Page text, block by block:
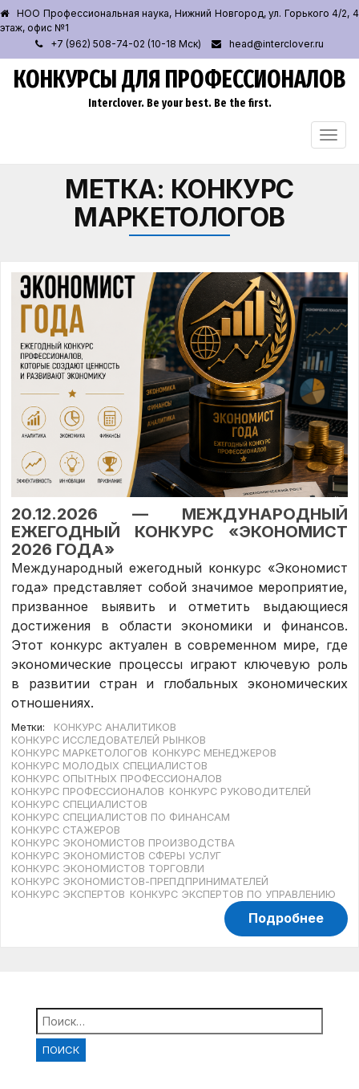
НОО Профессиональная наука, Нижний Новгород, ул. Горького 4/2, 4
этаж, офис №1
+7 (962) 508-74-02 (10-18 Мск)
head@interclover.ru
КОНКУРСЫ ДЛЯ ПРОФЕССИОНАЛОВ
Interclover. Be your best. Be the first.
МЕТКА: КОНКУРС
МАРКЕТОЛОГОВ
20.12.2026 — МЕЖДУНАРОДНЫЙ
ЕЖЕГОДНЫЙ КОНКУРС «ЭКОНОМИСТ
2026 ГОДА»
Международный ежегодный конкурс «Экономист
года» представляет собой значимое мероприятие,
призванное выявить и отметить выдающиеся
достижения в области экономики и финансов.
Этот конкурс актуален в современном мире, где
экономические процессы играют ключевую роль
в развитии стран и глобальных экономических
отношениях.
Метки:
КОНКУРС АНАЛИТИКОВ
КОНКУРС ИССЛЕДОВАТЕЛЕЙ РЫНКОВ
КОНКУРС МАРКЕТОЛОГОВ КОНКУРС МЕНЕДЖЕРОВ
КОНКУРС МОЛОДЫХ СПЕЦИАЛИСТОВ
КОНКУРС ОПЫТНЫХ ПРОФЕССИОНАЛОВ
КОНКУРС ПРОФЕССИОНАЛОВ КОНКУРС РУКОВОДИТЕЛЕЙ
КОНКУРС СПЕЦИАЛИСТОВ
КОНКУРС СПЕЦИАЛИСТОВ ПО ФИНАНСАМ
КОНКУРС СТАЖЕРОВ
КОНКУРС ЭКОНОМИСТОВ ПРОИЗВОДСТВА
КОНКУРС ЭКОНОМИСТОВ СФЕРЫ УСЛУГ
КОНКУРС ЭКОНОМИСТОВ ТОРГОВЛИ
КОНКУРС ЭКОНОМИСТОВ-ПРЕПДПРИНИМАТЕЛЕЙ
КОНКУРС ЭКСПЕРТОВ КОНКУРС ЭКСПЕРТОВ ПО УПРАВЛЕНИЮ
Подробнее
Найти: